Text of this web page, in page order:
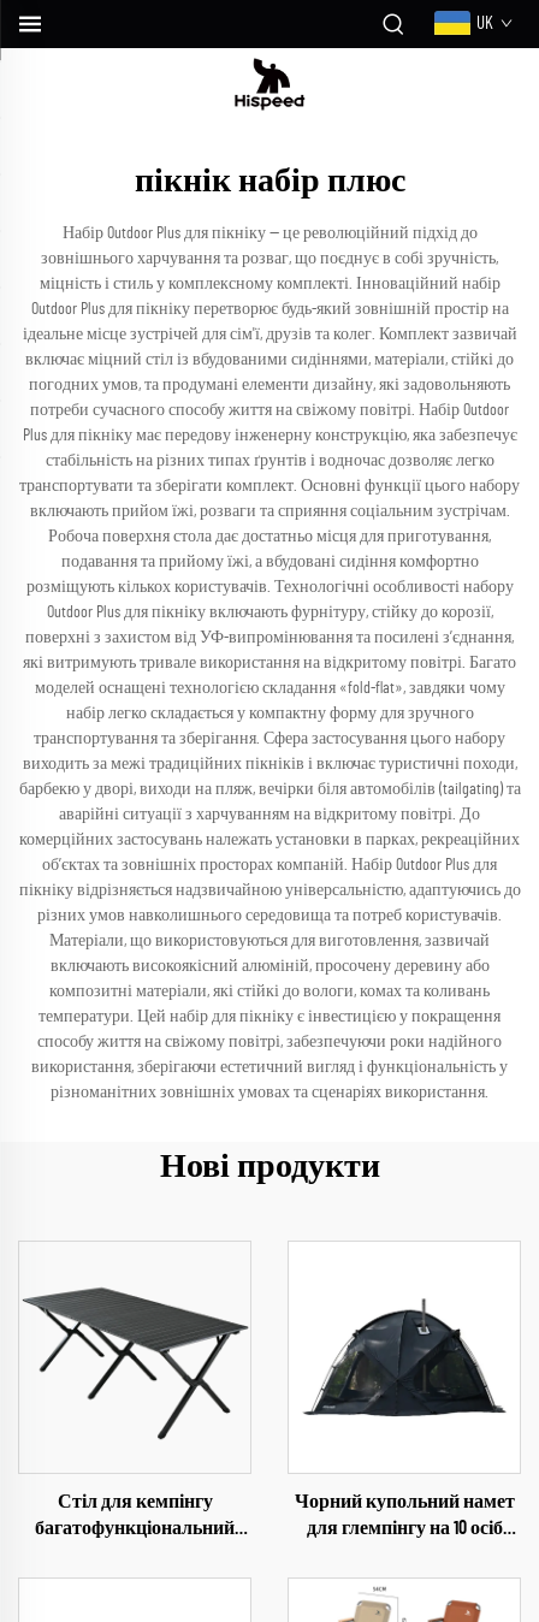
UK
пікнік набір плюс
Набір Outdoor Plus для пікніку — це революційний підхід до
зовнішнього харчування та розваг, що поєднує в собі зручність,
міцність і стиль у комплексному комплекті. Інноваційний набір
Outdoor Plus для пікніку перетворює будь-який зовнішній простір на
ідеальне місце зустрічей для сім'ї, друзів та колег. Комплект зазвичай
включає міцний стіл із вбудованими сидіннями, матеріали, стійкі до
погодних умов, та продумані елементи дизайну, які задовольняють
потреби сучасного способу життя на свіжому повітрі. Набір Outdoor
Plus для пікніку має передову інженерну конструкцію, яка забезпечує
стабільність на різних типах ґрунтів і водночас дозволяє легко
транспортувати та зберігати комплект. Основні функції цього набору
включають прийом їжі, розваги та сприяння соціальним зустрічам.
Робоча поверхня стола дає достатньо місця для приготування,
подавання та прийому їжі, а вбудовані сидіння комфортно
розміщують кількох користувачів. Технологічні особливості набору
Outdoor Plus для пікніку включають фурнітуру, стійку до корозії,
поверхні з захистом від УФ-випромінювання та посилені з’єднання,
які витримують тривале використання на відкритому повітрі. Багато
моделей оснащені технологією складання «fold-flat», завдяки чому
набір легко складається у компактну форму для зручного
транспортування та зберігання. Сфера застосування цього набору
виходить за межі традиційних пікніків і включає туристичні походи,
барбекю у дворі, виходи на пляж, вечірки біля автомобілів (tailgating) та
аварійні ситуації з харчуванням на відкритому повітрі. До
комерційних застосувань належать установки в парках, рекреаційних
об’єктах та зовнішніх просторах компаній. Набір Outdoor Plus для
пікніку відрізняється надзвичайною універсальністю, адаптуючись до
різних умов навколишнього середовища та потреб користувачів.
Матеріали, що використовуються для виготовлення, зазвичай
включають високоякісний алюміній, просочену деревину або
композитні матеріали, які стійкі до вологи, комах та коливань
температури. Цей набір для пікніку є інвестицією у покращення
способу життя на свіжому повітрі, забезпечуючи роки надійного
використання, зберігаючи естетичний вигляд і функціональність у
різноманітних зовнішніх умовах та сценаріях використання.
Нові продукти
Стіл для кемпінгу
багатофункціональний
великий 1,5 м стіл із
Чорний купольний намет
для глемпінгу на 10 осіб
намет для зими